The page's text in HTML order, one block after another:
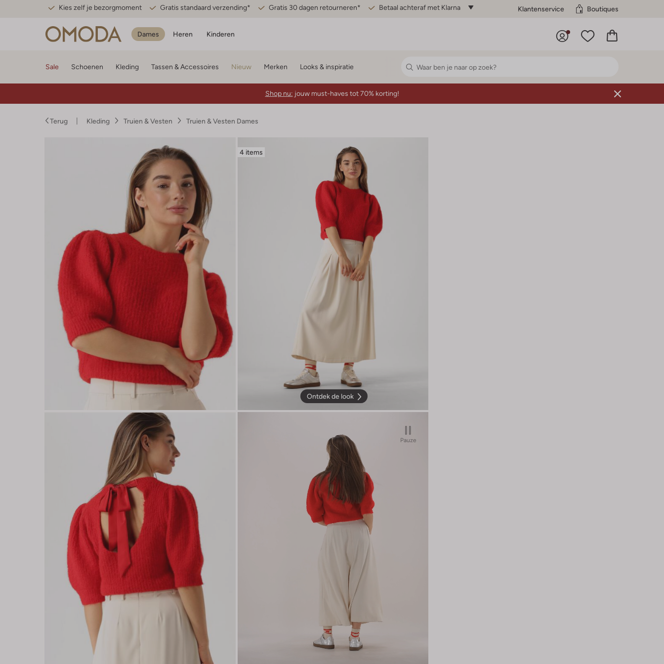
Kies zelf je bezorgmoment Gratis standaard verzending* Gratis 30 dagen retourneren* Betaal achteraf met Klarna Klantenservice Boutiques
Dames Heren Kinderen
Sale Schoenen Kleding Tassen & Accessoires Nieuw Merken Looks & inspiratie
Shop nu: jouw must-haves tot 70% korting!
Terug Kleding Truien & Vesten Truien & Vesten Dames
4 items
Ontdek de look
Pauze